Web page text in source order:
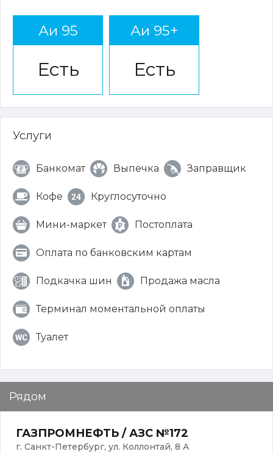
Аи 95
Есть
Аи 95+
Есть
Услуги
Банкомат Выпечка Заправщик
Кофе Круглосуточно
Мини-маркет Постоплата
Оплата по банковским картам
Подкачка шин Продажа масла
Терминал моментальной оплаты
Туалет
Рядом
ГАЗПРОМНЕФТЬ / АЗС №172
г. Санкт-Петербург, ул. Коллонтай, 8 А